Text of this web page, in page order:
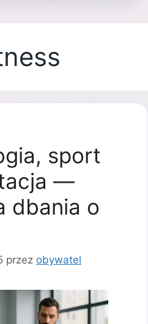
sport
—
dbania o
przez obywatel